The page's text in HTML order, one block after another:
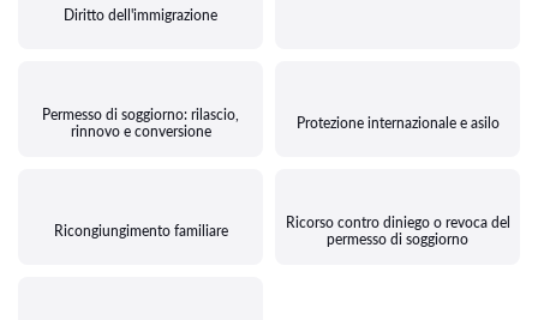
Diritto dell'immigrazione
Permesso di soggiorno: rilascio,
rinnovo e conversione
Protezione internazionale e asilo
Ricongiungimento familiare
Ricorso contro diniego o revoca del
permesso di soggiorno